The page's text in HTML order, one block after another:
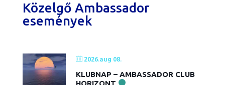
Közelgő Ambassador
események
2026.aug 08.
KLUBNAP – AMBASSADOR CLUB
HORIZONT